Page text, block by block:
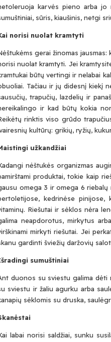
karvės pieno arba jo
sūris, kiaušinis, netgi
norisi nuolat kramtyti
gerai žinomas
nuolat kramtyti. Jei
būtų vertingi ir nelabai
Tačiau ir jų didesnį kiekį
trapučių, lazdelių ir
ir kad būtų kokia
rinktis viso grūdo
kultūrų: grikių, ryžių,
užkandžiai
nėštukės organizmas
produktai, tokie kaip
omega 3 ir omega 6 riebalų
kedrinėse pinijose,
Riešutai ir sėklos nėra
neapdorotus, mirkytus
mirkyti riešutai. Jei
gardinti šviežių daržovių
sumuštiniai
duonos su sviestu galima dėti
sviestu ir žaliu agurku arba
sėklomis su druska,
labai norisi saldžiai, sunku